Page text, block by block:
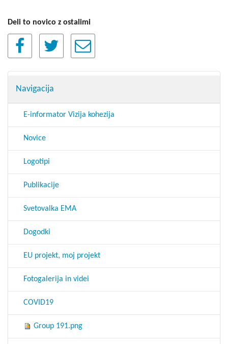
Deli to novico z ostalimi
Navigacija
E-informator Vizija kohezija
Novice
Logotipi
Publikacije
Svetovalka EMA
Dogodki
EU projekt, moj projekt
Fotogalerija in videi
COVID19
Group 191.png